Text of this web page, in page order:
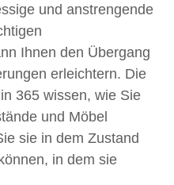
und anstrengende
Ihnen den Übergang
erleichtern. Die
365 wissen, wie Sie
und Möbel
sie in dem Zustand
in dem sie